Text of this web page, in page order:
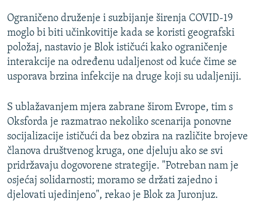
Ograničeno druženje i suzbijanje širenja COVID-19
moglo bi biti učinkovitije kada se koristi geografski
položaj, nastavio je Blok ističući kako ograničenje
interakcije na određenu udaljenost od kuće čime se
usporava brzina infekcije na druge koji su udaljeniji.
S ublažavanjem mjera zabrane širom Evrope, tim s
Oksforda je razmatrao nekoliko scenarija ponovne
socijalizacije ističući da bez obzira na različite brojeve
članova društvenog kruga, one djeluju ako se svi
pridržavaju dogovorene strategije. "Potreban nam je
osjećaj solidarnosti; moramo se držati zajedno i
djelovati ujedinjeno", rekao je Blok za Juronjuz.